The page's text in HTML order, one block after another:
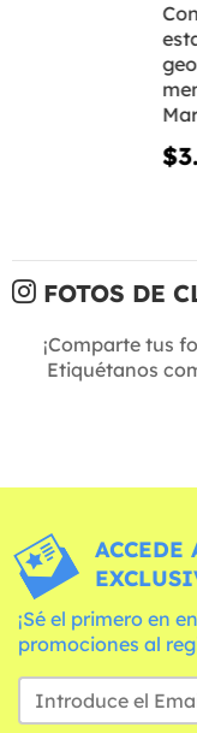
FOTOS DE
¡Comparte tus
Etiquétanos
ACCEDE
¡Sé el primero en
promociones al